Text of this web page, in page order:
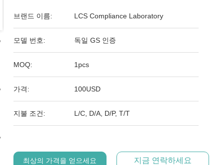
브랜드 이름: LCS Compliance Laboratory
모델 번호: 독일 GS 인증
MOQ: 1pcs
가격: 100USD
지불 조건: L/C, D/A, D/P, T/T
최상의 가격을 얻으세요 지금 연락하세요